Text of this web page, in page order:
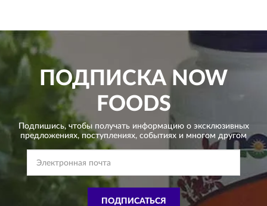
ПОДПИСКАNOW
FOODS
Подпишись, чтобы получать информацию о эксклюзивных
предложениях,поступлениях, событиях и многом другом
ПОДПИСАТЬСЯ